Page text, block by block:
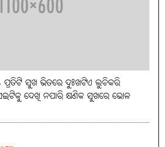
ପ୍ରତିଟି ସୁଖ ଭିତରେ ଦୁଃଖଟିଏ ଲୁଚିକରି
ଦେଖି ନପାରି କ୍ଷଣିକ ସୁଖରେ ଭୋଳ